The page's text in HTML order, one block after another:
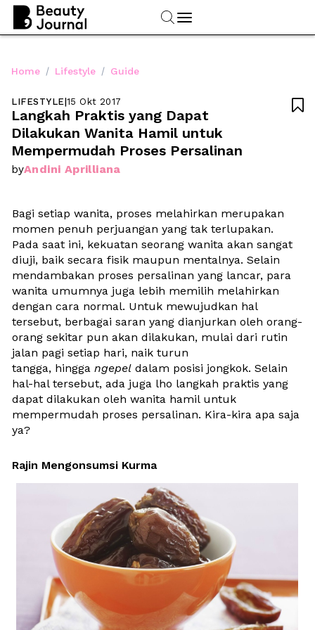
Home / Lifestyle / Guide
LIFESTYLE|15 Okt 2017
Langkah Praktis yang Dapat
Dilakukan Wanita Hamil untuk
Mempermudah Proses Persalinan
byAndini Aprilliana

Bagi setiap wanita, proses melahirkan merupakan
momen penuh perjuangan yang tak terlupakan.
Pada saat ini, kekuatan seorang wanita akan sangat
diuji, baik secara fisik maupun mentalnya. Selain
mendambakan proses persalinan yang lancar, para
wanita umumnya juga lebih memilih melahirkan
dengan cara normal. Untuk mewujudkan hal
tersebut, berbagai saran yang dianjurkan oleh orang-
orang sekitar pun akan dilakukan, mulai dari rutin
jalan pagi setiap hari, naik turun
tangga, hingga ngepel dalam posisi jongkok. Selain
hal-hal tersebut, ada juga lho langkah praktis yang
dapat dilakukan oleh wanita hamil untuk
mempermudah proses persalinan. Kira-kira apa saja
ya?
Rajin Mengonsumsi Kurma